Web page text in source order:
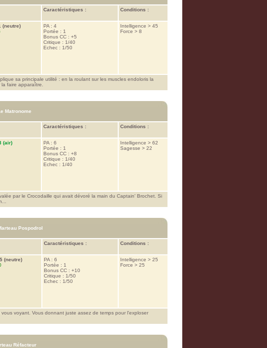
Caractéristiques : Conditions :
(neutre)
PA : 4
Portée : 1
Bonus CC : +5
Critique : 1/40
Echec : 1/50
Intelligence > 45
Force > 8
sa principale utilité : en la roulant sur les muscles endoloris la
faire apparaître.
Matronome
Caractéristiques : Conditions :
(air)
PA : 6
Portée : 1
Bonus CC : +8
Critique : 1/40
Echec : 1/40
Intelligence > 62
Sagesse > 22
par le Crocodaille qui avait dévoré la main du Captain' Brochet. Si
Pospodrol
Caractéristiques : Conditions :
(neutre)
PA : 6
Portée : 1
Bonus CC : +10
Critique : 1/50
Echec : 1/50
Intelligence > 25
Force > 25
voyant. Vous donnant juste assez de temps pour l'exploser
Réfacteur